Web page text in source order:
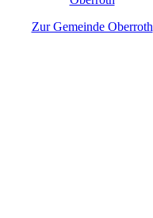
Zur Gemeinde Oberroth